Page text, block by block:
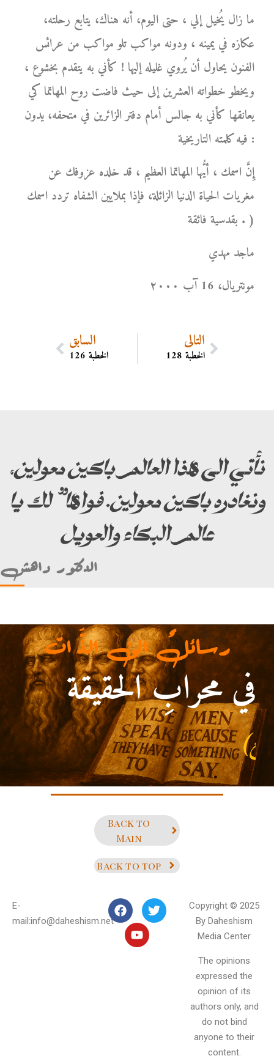
ما زال يُخيل إلي ، حتى اليوم، أنه هناك، يتابع رحلته،
عكازه في يمينه ، ودونه مواكب تلو مواكب من عرائس
الفنون يحاول أن يُروي غليله إليها ! كأني به يتقدم بخشوع ،
ويخطو خطواته العشرين إلى حيث فاضت روح المهاتما كي
يعانقها كأني به جالس أمام دفتر الزائرين في متحفه، يدون
فيه كلمته التاريخية :
إِنَّ اسمك ، أيُّها المهاتما العظيم ، قد خلده عزوفك عن
مغريات الحياة الدنيا الزائلة، فإذا بملايين الشفاه تردد اسمك
بقدسية فائقة . )
ماجد مهدي
مونتریال، 16 آب ۲۰۰۰
السابق
الخطبة 126
التالي
الخطبة 128
نأتي الى هذا العالم باكين معولين،
ونغادره باكين معولين. فواها” لك يا
عالم البكاء والعويل
الدكتور داهش
في محرابِ الحقيقة
بن أبي طالب)
رسائلٌ الى الذَّ ات
Back to
Main
Back to top
E-
mail:info@daheshism.net
Copyright © 2025
By Daheshism
Media Center
The opinions
expressed the
opinion of its
authors only, and
do not bind
anyone to their
content.